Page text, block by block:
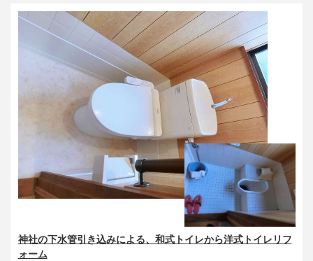
神社の下水管引き込みによる、和式トイレから洋式トイレリフ
ォーム